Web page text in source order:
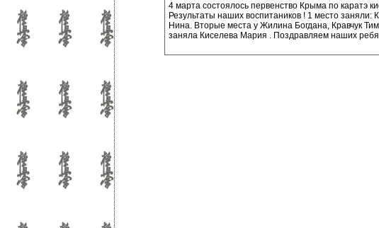
4 марта состоялось первенство Крыма по каратэ
Результаты наших воспитаников ! 1 место
Нина. Вторые места у Жилина Богдана, Кравчук
заняла Киселева Мария . Поздравляем наших